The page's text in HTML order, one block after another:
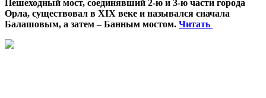
Пешеходный мост, соединявший 2-ю и 3-ю части города
Орла, существовал в XIX веке и назывался сначала
Балашовым, а затем – Банным мостом. Читать